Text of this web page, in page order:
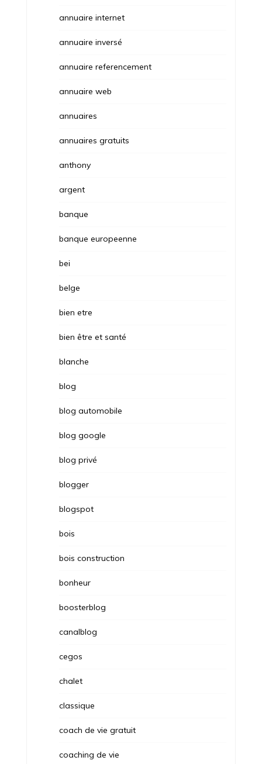
annuaire internet
annuaire inversé
annuaire referencement
annuaire web
annuaires
annuaires gratuits
anthony
argent
banque
banque europeenne
bei
belge
bien etre
bien être et santé
blanche
blog
blog automobile
blog google
blog privé
blogger
blogspot
bois
bois construction
bonheur
boosterblog
canalblog
cegos
chalet
classique
coach de vie gratuit
coaching de vie